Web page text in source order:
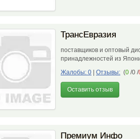
ТрансЕвразия
поставщиков и оптовый
принадлежностей из
Жалобы: 0
Отзывы: (0 /0 /
Оставить отзыв
Премиум Инфо